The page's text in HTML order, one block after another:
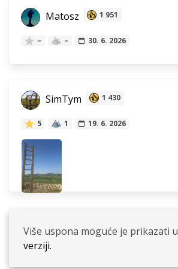
Matosz 1 951
– – 30. 6. 2026
SimTym 1 430
5 1 19. 6. 2026
Više uspona moguće je prikazati u
verziji.